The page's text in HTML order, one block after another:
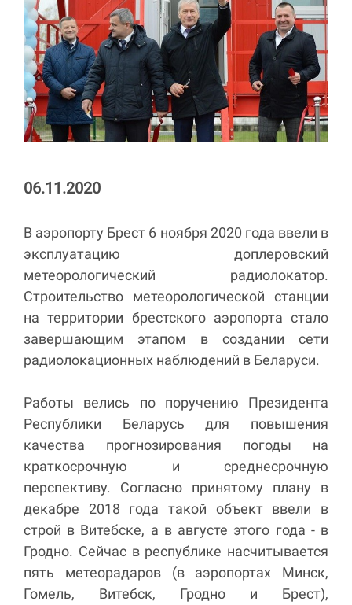
06.11.2020
В аэропорту Брест 6 ноября 2020 года ввели в
эксплуатацию доплеровский
метеорологический радиолокатор.
Строительство метеорологической станции
на территории брестского аэропорта стало
завершающим этапом в создании сети
радиолокационных наблюдений в Беларуси.
Работы велись по поручению Президента
Республики Беларусь для повышения
качества прогнозирования погоды на
краткосрочную и среднесрочную
перспективу. Согласно принятому плану в
декабре 2018 года такой объект ввели в
строй в Витебске, а в августе этого года - в
Гродно. Сейчас в республике насчитывается
пять метеорадаров (в аэропортах Минск,
Гомель, Витебск, Гродно и Брест),